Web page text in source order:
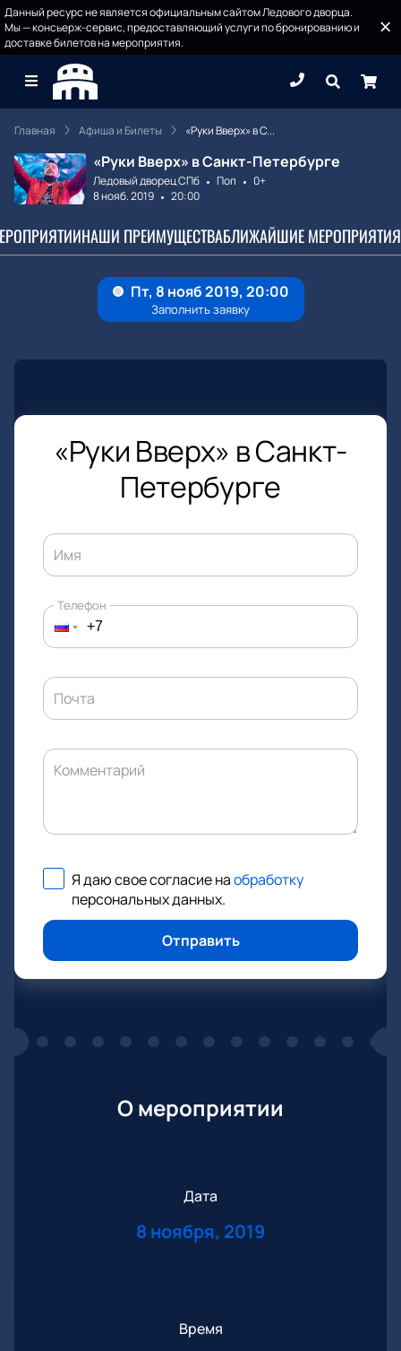
Данный ресурс не является официальным сайтом Ледового дворца.
Мы — консьерж-сервис, предоставляющий услуги по бронированию и
доставке билетов на мероприятия.
Главная Афиша и Билеты «Руки Вверх» в С...
«Руки Вверх» в Санкт-Петербурге
Ледовый дворец СПб Поп
0+
8 нояб. 2019
20:00
НАШИ ПРЕИМУЩЕСТВАБЛИЖАЙШИЕ МЕРОПРИЯТИЯ
«Руки Вверх» в Санкт-
Петербурге
Имя
Телефон
Почта
Комментарий
Я даю свое согласие наобработку
персональных данных.
Отправить
О мероприятии
Дата
8 ноября, 2019
Время